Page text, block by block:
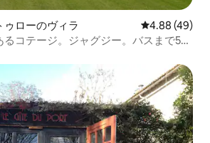
ローのヴィラ レビュー49
4.88 (49)
るコテージ。ジャグジー。バスまで5